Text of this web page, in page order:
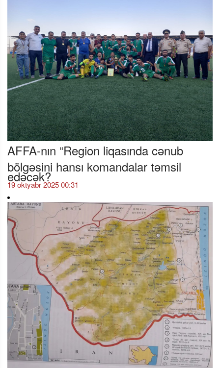
AFFA-nın “Region liqasında cənub
bölgəsini hansı komandalar təmsil
edəcək?
19 oktyabr 2025 00:31